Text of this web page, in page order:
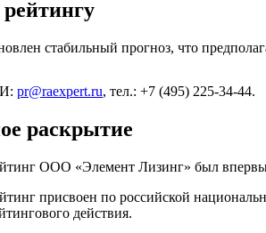
стабильный прогноз, что
pr@raexpert.ru, тел.: +7 (495) 225-34-44.
раскрытие
ООО «Элемент Лизинг» был
присвоен по российской
действия.